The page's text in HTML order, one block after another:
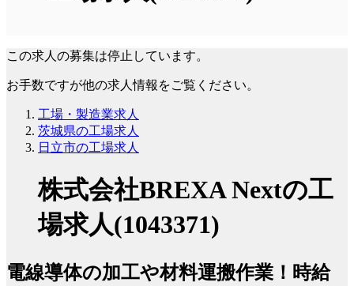
この求人の募集は停止しています。
お手数ですが他の求人情報をご覧ください。
工場・製造業求人
茨城県の工場求人
日立市の工場求人
株式会社BREXA Nextの工
場求人(1043371)
電線導体の加工や材料運搬作業！時給